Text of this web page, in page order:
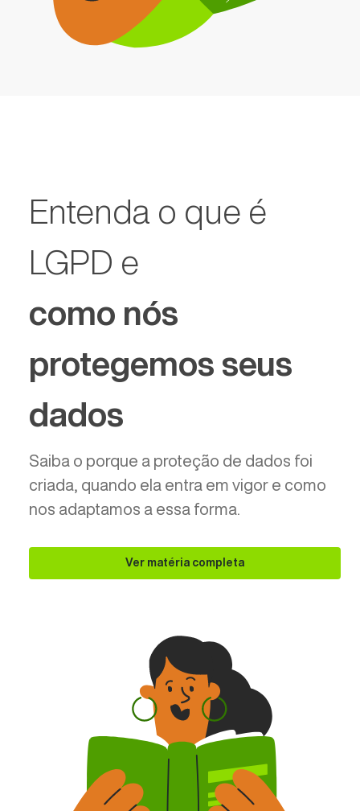
Entenda o que é
LGPD e
como nós
protegemos seus
dados
Saiba o porque a proteção de dados foi
criada, quando ela entra em vigor e como
nos adaptamos a essa forma.
Ver matéria completa